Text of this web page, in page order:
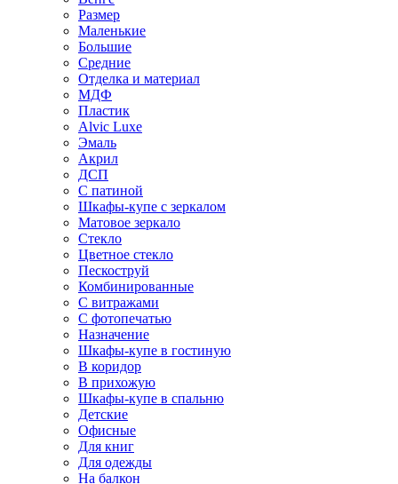
Размер
Маленькие
Большие
Средние
Отделка и материал
МДФ
Пластик
Alvic Luxe
Эмаль
Акрил
ДСП
С патиной
Шкафы-купе с зеркалом
Матовое зеркало
Стекло
Цветное стекло
Пескоструй
Комбинированные
С витражами
С фотопечатью
Назначение
Шкафы-купе в гостиную
В коридор
В прихожую
Шкафы-купе в спальню
Детские
Офисные
Для книг
Для одежды
На балкон